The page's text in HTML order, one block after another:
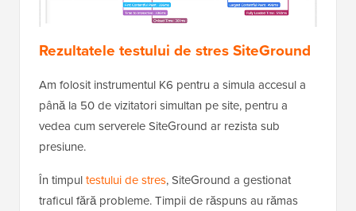
Rezultatele testului de stres SiteGround
Am folosit instrumentul K6 pentru a simula accesul a
până la 50 de vizitatori simultan pe site, pentru a
vedea cum serverele SiteGround ar rezista sub
presiune.
În timpultestului de stres, SiteGround a gestionat
traficul fără probleme. Timpii de răspuns au rămas